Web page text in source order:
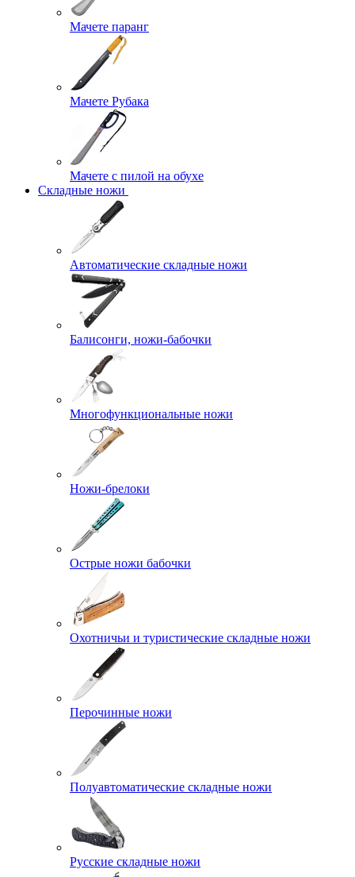
Мачете паранг
Мачете Рубака
Мачете с пилой на обухе
Складные ножи
Автоматические складные ножи
Балисонги, ножи-бабочки
Многофункциональные ножи
Ножи-брелоки
Острые ножи бабочки
Охотничьи и туристические складные ножи
Перочинные ножи
Полуавтоматические складные ножи
Русские складные ножи